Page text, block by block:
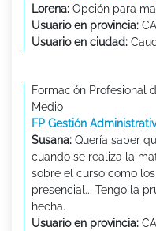
Lorena: Opción para
Usuario en provincia:
Usuario en ciudad:
Formación Profesional
Medio
FP Gestión
Susana: Quería saber
cuando se realiza la
sobre el curso como
presencial... Tengo la
hecha.
Usuario en provincia: